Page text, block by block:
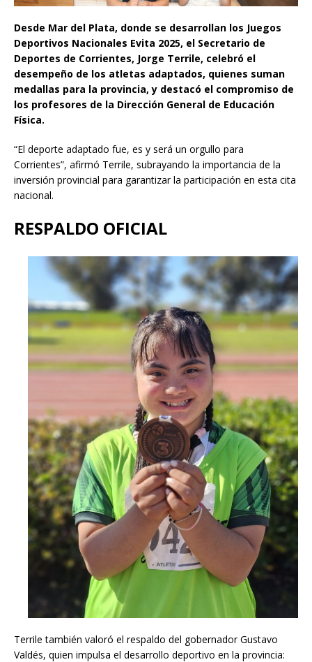
Desde Mar del Plata, donde se desarrollan los Juegos
Deportivos Nacionales Evita 2025, el Secretario de
Deportes de Corrientes, Jorge Terrile, celebró el
desempeño de los atletas adaptados, quienes suman
medallas para la provincia, y destacó el compromiso de
los profesores de la Dirección General de Educación
Física.
“El deporte adaptado fue, es y será un orgullo para
Corrientes”, afirmó Terrile, subrayando la importancia de la
inversión provincial para garantizar la participación en esta cita
nacional.
RESPALDO OFICIAL
Terrile también valoró el respaldo del gobernador Gustavo
Valdés, quien impulsa el desarrollo deportivo en la provincia: